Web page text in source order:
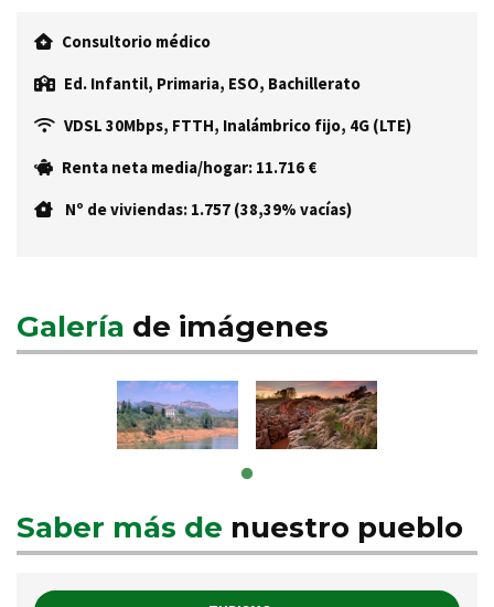
Consultorio médico
Ed. Infantil, Primaria, ESO, Bachillerato
VDSL 30Mbps, FTTH, Inalámbrico fijo, 4G (LTE)
Renta neta media/hogar: 11.716 €
Nº de viviendas: 1.757 (38,39% vacías)
Galería de imágenes
Saber más de nuestro pueblo